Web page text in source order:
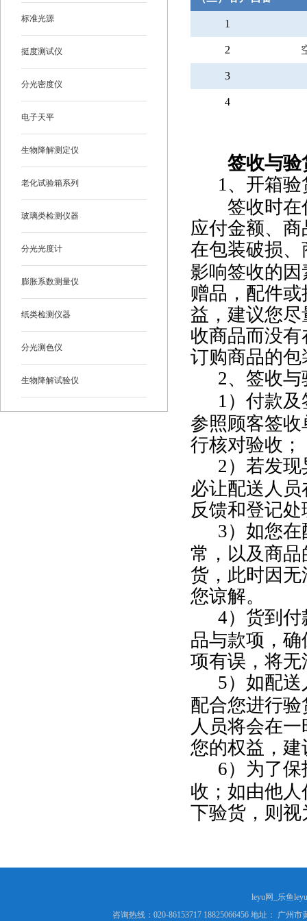
标准光源
挺度测试仪
分光密度仪
电子天平
生物降解测定仪
老化试验箱系列
玻璃类检测仪器
分光光度计
膨胀系数测量仪
纸类检测仪器
分光测色仪
生物降解试验仪
1
2
3
4
签收与验
1、开箱验
签收时在付
应付金额、
在包装破损
影响签收的
赠品，配件
益，建议您
收商品而没
订购商品的
2、签收
1 ）付款
参照顾客签
行核对验收；
2 ）若发
必让配送人
反馈和登记处
3）如您
常，以及商
货，此时因
您谅解。
4）货到
品与款项，
项有误，将
5）如配
配合您进行
人员将会在
您的权益，
6）为了
收；如由他
下验货，则
leyu网_乐鱼
咨询热线：020-86153717 18825066456 地址： 广州